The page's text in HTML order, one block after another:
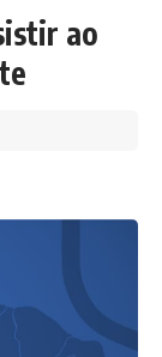
ao